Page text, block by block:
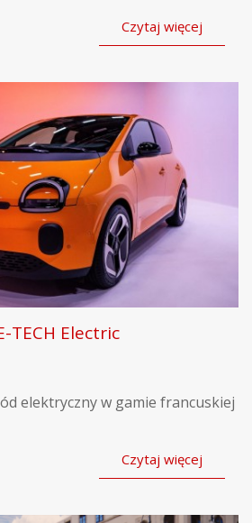
Czytaj więcej
TECH Electric
elektryczny w gamie francuskiej
Czytaj więcej